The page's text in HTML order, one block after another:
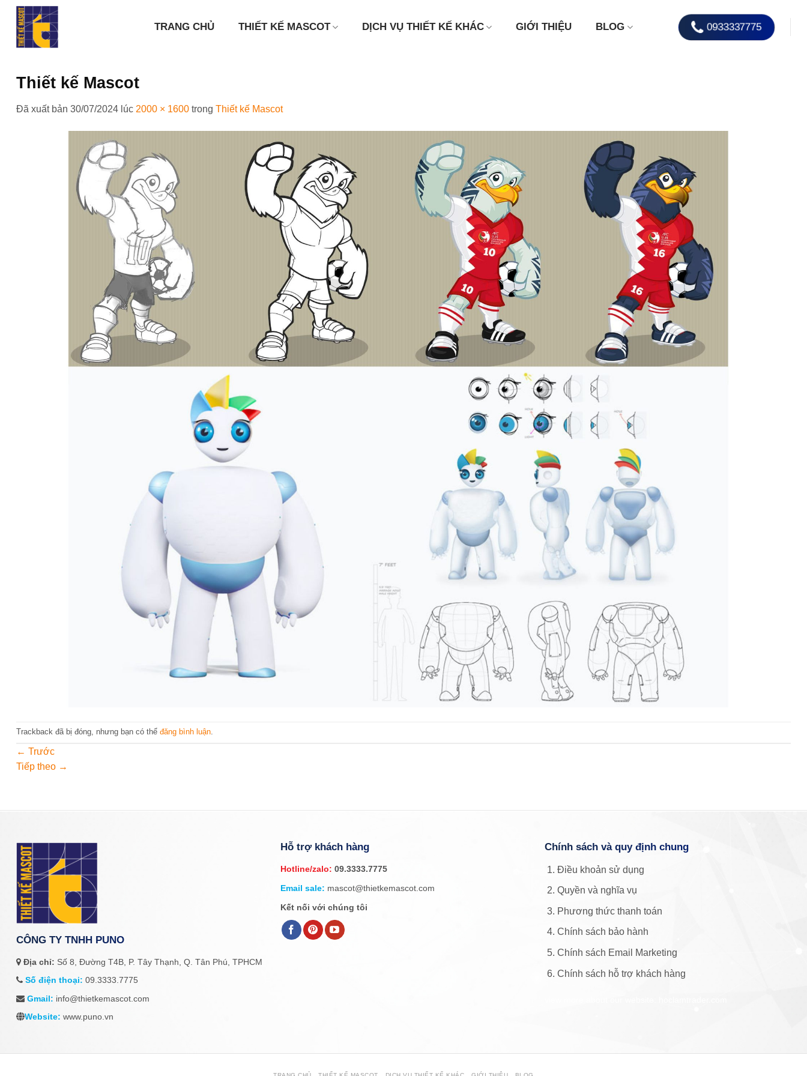
Chuyển
TRANG CHỦ THIẾT KẾ MASCOT DỊCH VỤ THIẾT KẾ KHÁC GIỚI THIỆU BLOG 0933337775
Thiết kế Mascot
Đã xuất bản 30/07/2024 lúc 2000 × 1600 trong Thiết kế Mascot
Trackback đã bị đóng, nhưng bạn có thể đăng bình luận
← Trước
Tiếp theo →
CÔNG TY TNHH PUNO
Địa chỉ: Số 8, Đường T4B, P. Tây Thạnh, Q. Tân Phú, TPHCM
Số điện thoại: 09.3333.7775
Gmail: info@thietkemascot.com
Website: www.puno.vn
Hỗ trợ khách hàng
Hotline/zalo: 09.3333.7775
Email sale: mascot@thietkemascot.com
Kết nối với chúng tôi
Chính sách và quy định chung
Điều khoản sử dụng
Quyền và nghĩa vụ
Phương thức thanh toán
Chính sách bảo hành
Chính sách Email Marketing
Chính sách hỗ trợ khách hàng